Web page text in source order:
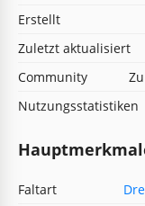
Erstellt
Zuletzt aktualisiert
Community
Nutzungsstatistiken
Faltart